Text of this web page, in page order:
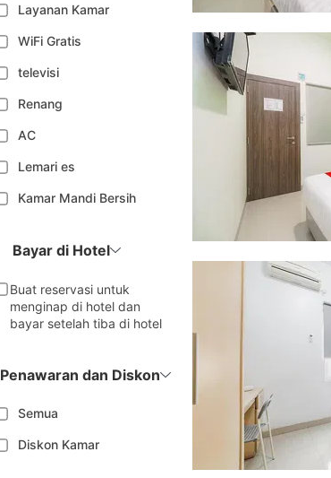
Layanan Kamar
WiFi Gratis
televisi
Renang
AC
Lemari es
Kamar Mandi Bersih
Bayar di Hotel
Buat reservasi untuk
menginap di hotel dan
bayar setelah tiba di hotel
Penawaran dan Diskon
Semua
Diskon Kamar